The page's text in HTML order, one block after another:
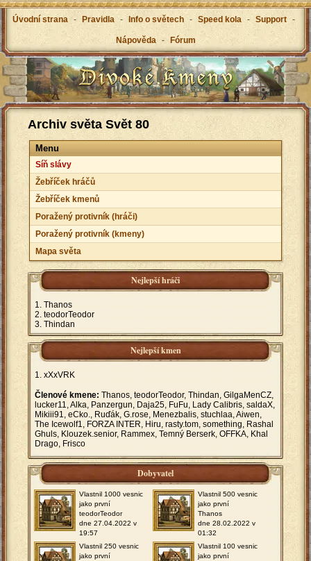
Úvodní strana - Pravidla - Info o světech - Speed kola - Support -
Nápověda - Fórum
Archiv světa Svět 80
Menu
Síň slávy
Žebříček hráčů
Žebříček kmenů
Poražený protivník (hráči)
Poražený protivník (kmeny)
Mapa světa
Nejlepší hráči
Thanos
teodorTeodor
Thindan
Nejlepší kmen
xXxVRK
Členové kmene: Thanos, teodorTeodor, Thindan, GilgaMenCZ,
lucker11, Alka, Panzergun, Daja25, FuFu, Lady Calibris, saldaX,
Mikiii91, eCko., Ruďák, G.rose, Menezbalis, stuchlaa, Aiwen,
The Icewolf1, FORZA INTER, Hiru, rasty.tom, something, Rashal
Ghuls, Klouzek.senior, Rammex, Temný Berserk, OFFKA, Khal
Drago, Frisco
Dobyvatel
Vlastnil 1000 vesnic
jako první
teodorTeodor
dne 27.04.2022 v
19:57
Vlastnil 500 vesnic
jako první
Thanos
dne 28.02.2022 v
01:32
Vlastnil 250 vesnic
jako první
Vlastnil 100 vesnic
jako první